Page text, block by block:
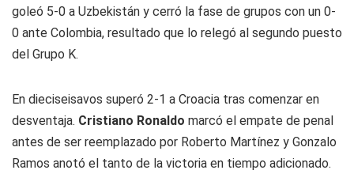
goleó 5-0 a Uzbekistán y cerró la fase de grupos con un 0-
0 ante Colombia, resultado que lo relegó al segundo puesto
del Grupo K.
En dieciseisavos superó 2-1 a Croacia tras comenzar en
desventaja. Cristiano Ronaldo marcó el empate de penal
antes de ser reemplazado por Roberto Martínez y Gonzalo
Ramos anotó el tanto de la victoria en tiempo adicionado.